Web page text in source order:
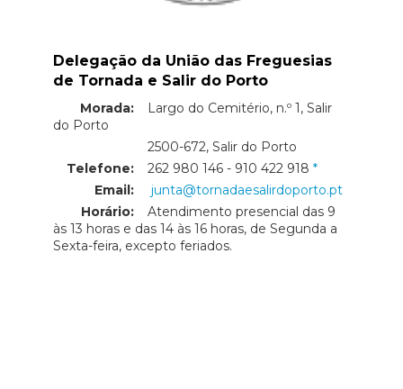
Delegação da União das Freguesias
de Tornada e Salir do Porto
Morada:
Largo do Cemitério, n.º 1, Salir
do Porto
2500-672, Salir do Porto
Telefone:
262 980 146 - 910 422 918
Email:
junta@tornadaesalirdoporto.pt
Horário:
Atendimento presencial das 9
às 13 horas e das 14 às 16 horas, de Segunda a
Sexta-feira, excepto feriados.